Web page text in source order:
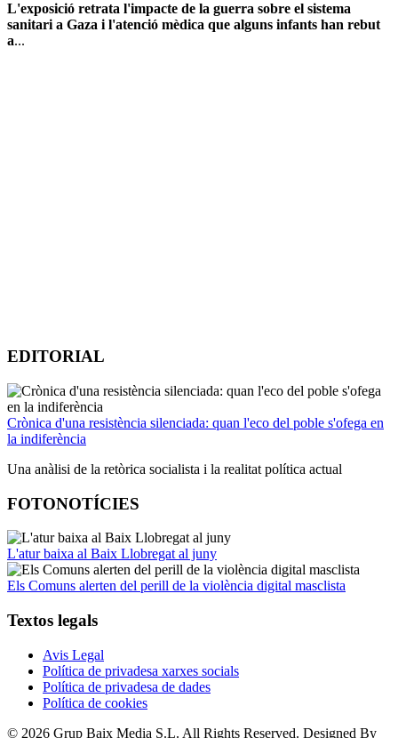
L'exposició retrata l'impacte de la guerra sobre el sistema
sanitari a Gaza i l'atenció mèdica que alguns infants han rebut
a...
EDITORIAL
Crònica d'una resistència silenciada: quan l'eco del poble s'ofega en
la indiferència
Una anàlisi de la retòrica socialista i la realitat política actual
FOTONOTÍCIES
L'atur baixa al Baix Llobregat al juny
Els Comuns alerten del perill de la violència digital masclista
Textos legals
Avis Legal
Política de privadesa xarxes socials
Política de privadesa de dades
Política de cookies
© 2026 Grup Baix Media S.L. All Rights Reserved. Designed By